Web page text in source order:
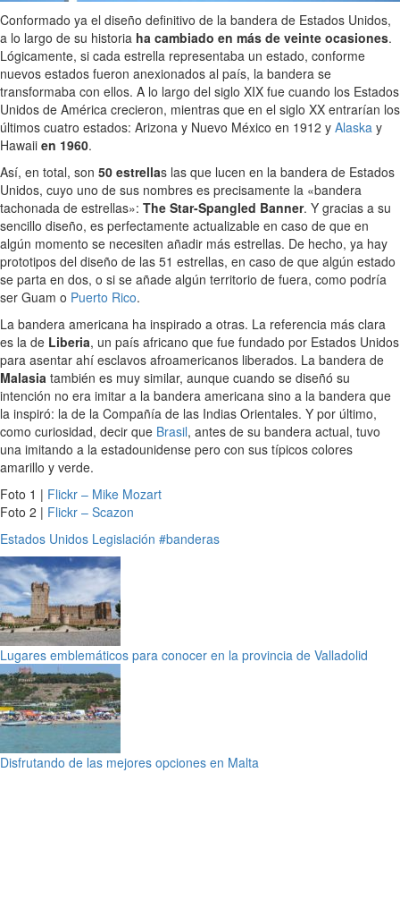
Conformado ya el diseño definitivo de la bandera de Estados Unidos,
a lo largo de su historia ha cambiado en más de veinte ocasiones.
Lógicamente, si cada estrella representaba un estado, conforme
nuevos estados fueron anexionados al país, la bandera se
transformaba con ellos. A lo largo del siglo XIX fue cuando los Estados
Unidos de América crecieron, mientras que en el siglo XX entrarían los
últimos cuatro estados: Arizona y Nuevo México en 1912 y Alaska y
Hawaii en 1960.
Así, en total, son 50 estrellas las que lucen en la bandera de Estados
Unidos, cuyo uno de sus nombres es precisamente la «bandera
tachonada de estrellas»: The Star-Spangled Banner. Y gracias a su
sencillo diseño, es perfectamente actualizable en caso de que en
algún momento se necesiten añadir más estrellas. De hecho, ya hay
prototipos del diseño de las 51 estrellas, en caso de que algún estado
se parta en dos, o si se añade algún territorio de fuera, como podría
ser Guam o Puerto Rico.
La bandera americana ha inspirado a otras. La referencia más clara
es la de Liberia, un país africano que fue fundado por Estados Unidos
para asentar ahí esclavos afroamericanos liberados. La bandera de
Malasia también es muy similar, aunque cuando se diseñó su
intención no era imitar a la bandera americana sino a la bandera que
la inspiró: la de la Compañía de las Indias Orientales. Y por último,
como curiosidad, decir que Brasil, antes de su bandera actual, tuvo
una imitando a la estadounidense pero con sus típicos colores
amarillo y verde.
Foto 1 | Flickr – Mike Mozart
Foto 2 | Flickr – Scazon
Estados Unidos Legislación #banderas
Lugares emblemáticos para conocer en la provincia de Valladolid
Disfrutando de las mejores opciones en Malta